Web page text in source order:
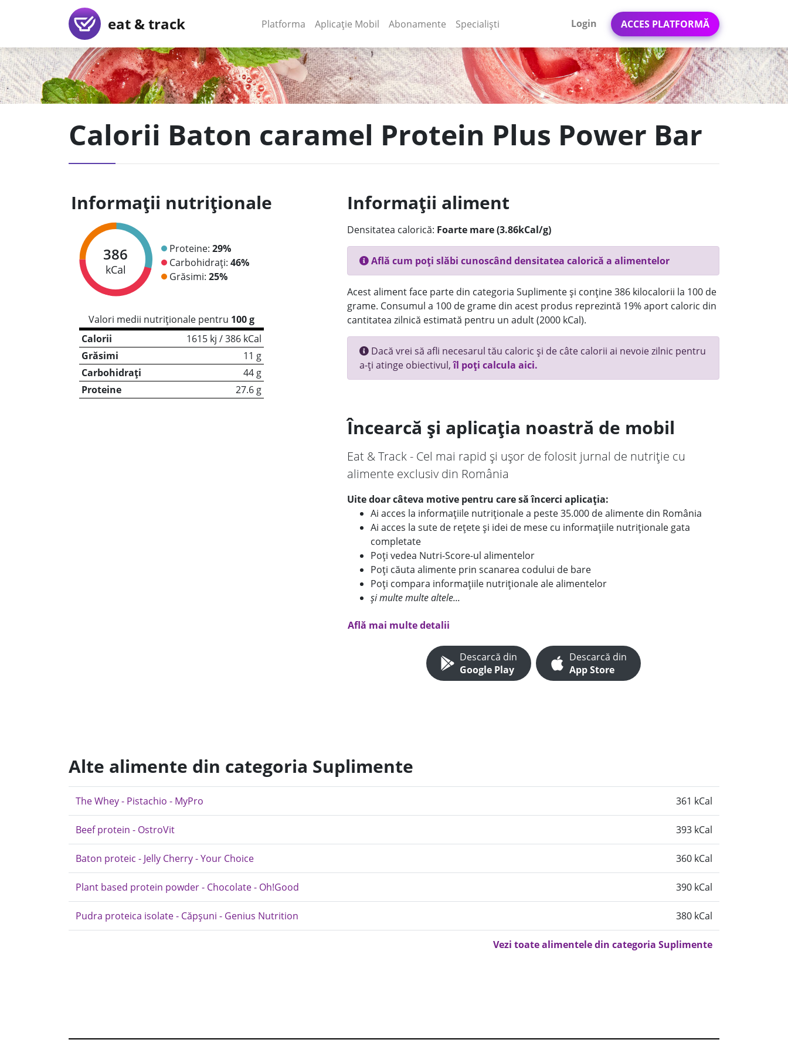
eat & track Platforma (current)
Aplicație Mobil (current)
Abonamente Specialiști Login ACCES PLATFORMĂ
Calorii Baton caramel Protein Plus Power Bar
Informații nutriționale
386
kCal
Proteine: 29%
Carbohidrați: 46%
Grăsimi: 25%
Valori medii nutriționale pentru 100 g
Calorii
1615 kj / 386 kCal
Grăsimi
11 g
Carbohidrați
44 g
Proteine
27.6 g
Informații aliment
Densitatea calorică: Foarte mare (3.86kCal/g)
Află cum poți slăbi cunoscând densitatea calorică a alimentelor
Acest aliment face parte din categoria Suplimente și conține 386 kilocalorii la 100 de
grame. Consumul a 100 de grame din acest produs reprezintă 19% aport caloric din
cantitatea zilnică estimată pentru un adult (2000 kCal).
Dacă vrei să afli necesarul tău caloric și de câte calorii ai nevoie zilnic pentru
a-ți atinge obiectivul,îl poți calcula aici.
Încearcă și aplicația noastră de mobil
Eat & Track - Cel mai rapid și ușor de folosit jurnal de nutriție cu
alimente exclusiv din România
Uite doar câteva motive pentru care să încerci aplicația:
Ai acces la informațiile nutriționale a peste 35.000 de alimente din România
Ai acces la sute de rețete și idei de mese cu informațiile nutriționale gata
completate
Poți vedea Nutri-Score-ul alimentelor
Poți căuta alimente prin scanarea codului de bare
Poți compara informațiile nutriționale ale alimentelor
și multe multe altele...
Află mai multe detalii
Descarcă din
Google Play
Descarcă din
App Store
Alte alimente din categoria Suplimente
The Whey - Pistachio - MyPro 361 kCal
Beef protein - OstroVit 393 kCal
Baton proteic - Jelly Cherry - Your Choice 360 kCal
Plant based protein powder - Chocolate - Oh!Good 390 kCal
Pudra proteica isolate - Căpșuni - Genius Nutrition 380 kCal
Vezi toate alimentele din categoria Suplimente